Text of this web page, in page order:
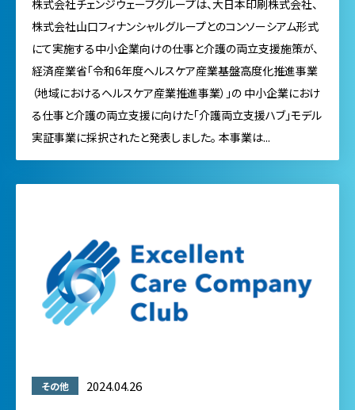
株式会社チェンジウェーブグループは、大日本印刷株式会社、
株式会社山口フィナンシャルグループとのコンソーシアム形式
にて実施する中小企業向けの仕事と介護の両立支援施策が、
経済産業省「令和6年度ヘルスケア産業基盤高度化推進事業
（地域におけるヘルスケア産業推進事業）」の 中小企業におけ
る仕事と介護の両立支援に向けた「介護両立支援ハブ」モデル
実証事業に採択されたと発表しました。 本事業は...
その他 2024.04.26